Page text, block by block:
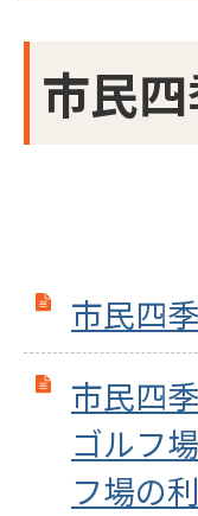
市民
市民四
市民四
ゴルフ
フ場の